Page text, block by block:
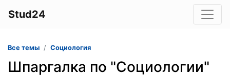
Stud24
Все темы Социология
Шпаргалка по "Социологии"